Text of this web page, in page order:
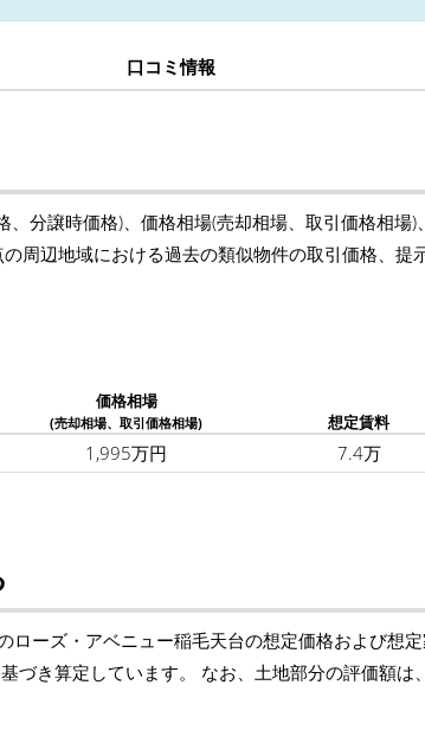
口コミ情報
、分譲時価格)、価格相場(売却相場、取引価格相場)
周辺地域における過去の類似物件の取引価格、提
価格相場
(売却相場、取引価格相場) 想定賃料
1,995万円 7.4万
ーズ・アベニュー稲毛天台の想定価格および想
づき算定しています。 なお、土地部分の評価額は